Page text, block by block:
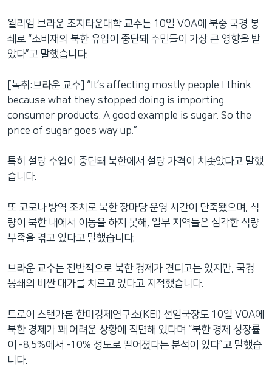
윌리엄 브라운 조지타운대학 교수는 10일 VOA에 북중 국경 봉
쇄로 “소비재의 북한 유입이 중단돼 주민들이 가장 큰 영향을 받
았다”고 말했습니다.
[녹취:브라운 교수] “It’s affecting mostly people I think
because what they stopped doing is importing
consumer products. A good example is sugar. So the
price of sugar goes way up.”
특히 설탕 수입이 중단돼 북한에서 설탕 가격이 치솟았다고 말했
습니다.
또 코로나 방역 조치로 북한 장마당 운영 시간이 단축됐으며, 식
량이 북한 내에서 이동을 하지 못해, 일부 지역들은 심각한 식량
부족을 겪고 있다고 말했습니다.
브라운 교수는 전반적으로 북한 경제가 견디고는 있지만, 국경
봉쇄의 비싼 대가를 치르고 있다고 지적했습니다.
트로이 스탠가론 한미경제연구소(KEI) 선임국장도 10일 VOA에
북한 경제가 꽤 어려운 상황에 직면해 있다며 “북한 경제 성장률
이 -8.5%에서 -10% 정도로 떨어졌다는 분석이 있다”고 말했습
니다.